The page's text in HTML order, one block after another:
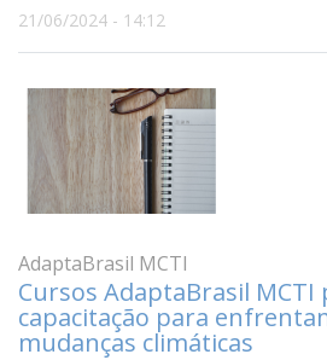
21/06/2024 - 14:12
AdaptaBrasil MCTI
Cursos AdaptaBrasil
capacitação para
mudanças climáticas